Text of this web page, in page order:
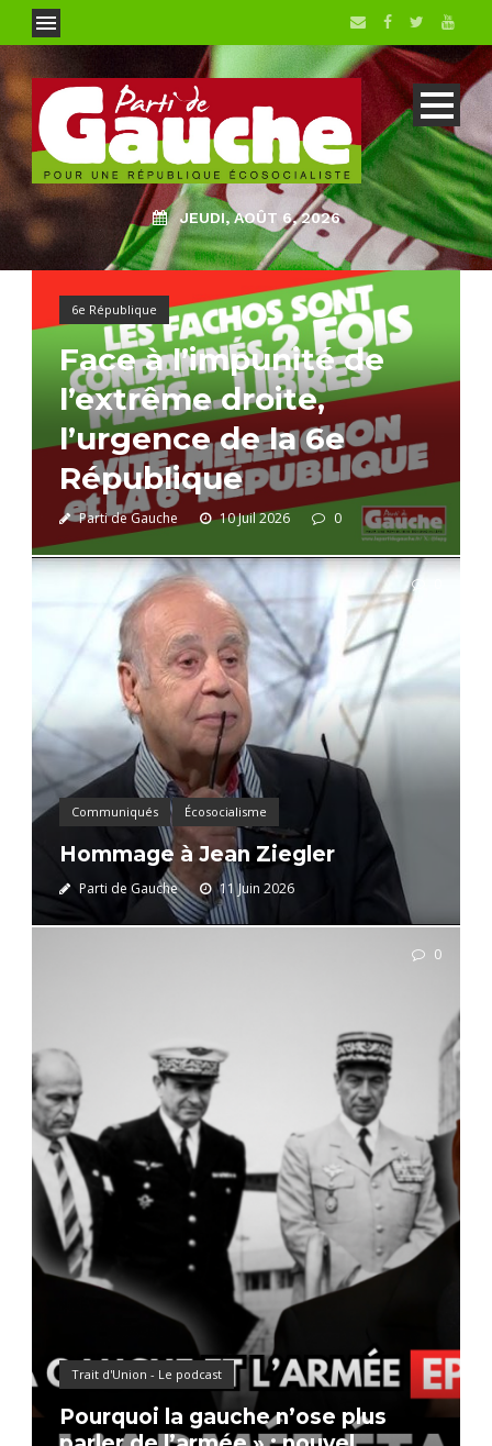
JEUDI, AOÛT 6, 2026
6e République
Face à l’impunité de
l’extrême droite,
l’urgence de la 6e
République
Parti de Gauche 10 Juil 2026 0
Communiqués Écosocialisme
Hommage à Jean Ziegler
Parti de Gauche 11 Juin 2026
Trait d'Union - Le podcast
Pourquoi la gauche n’ose plus
0